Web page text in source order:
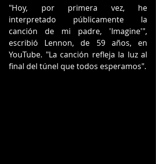
"Hoy, por primera vez, he
interpretado públicamente la
canción de mi padre, 'Imagine'",
escribió Lennon, de 59 años, en
YouTube. "La canción refleja la luz al
final del túnel que todos esperamos".